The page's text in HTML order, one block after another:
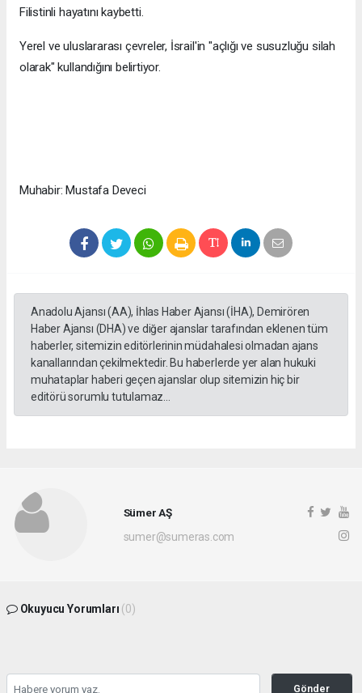
Filistinli hayatını kaybetti.
Yerel ve uluslararası çevreler, İsrail'in "açlığı ve susuzluğu silah
olarak" kullandığını belirtiyor.
Muhabir: Mustafa Deveci
Anadolu Ajansı (AA), İhlas Haber Ajansı (İHA), Demirören
Haber Ajansı (DHA) ve diğer ajanslar tarafından eklenen tüm
haberler, sitemizin editörlerinin müdahalesi olmadan ajans
kanallarından çekilmektedir. Bu haberlerde yer alan hukuki
muhataplar haberi geçen ajanslar olup sitemizin hiç bir
editörü sorumlu tutulamaz...
Sümer AŞ
sumer@sumeras.com
Okuyucu Yorumları (0)
Gönder